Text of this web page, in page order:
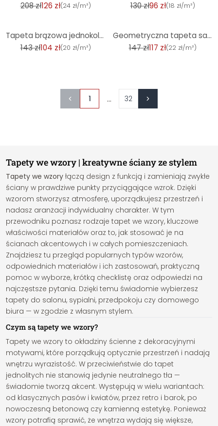
208 zł126 zł(24 zł/m²)
130 zł96 zł(18 zł/m²)
Tapeta brązowa jednokolorowa nowoczesna tapeta włókninowa do sypialni, salonu, kuchni
143 zł104 zł(20 zł/m²)
Geometryczna tapeta sage silver - Tapeta z włókniny z nowoczesnym wzorem w linie - tapeta teksturowa
147 zł117 zł(22 zł/m²)
1 ... 32
Tapety we wzory | kreatywne ściany ze stylem
Tapety we wzory łączą design z funkcją i zamieniają zwykłe
ściany w prawdziwe punkty przyciągające wzrok. Dzięki
wzorom stworzysz atmosferę, uporządkujesz przestrzeń i
nadasz aranżacji indywidualny charakter. W tym
przewodniku poznasz rodzaje tapet we wzory, kluczowe
właściwości materiałów oraz to, jak stosować je na
ścianach akcentowych i w całych pomieszczeniach.
Znajdziesz tu przegląd popularnych typów wzorów,
odpowiednich materiałów i ich zastosowań, praktyczną
pomoc w wyborze, krótką checklistę oraz odpowiedzi na
najczęstsze pytania. Dzięki temu świadomie wybierzesz
tapety do salonu, sypialni, przedpokoju czy domowego
biura — w zgodzie z własnym stylem.
Czym są tapety we wzory?
Tapety we wzory to okładziny ścienne z dekoracyjnymi
motywami, które porządkują optycznie przestrzeń i nadają
wnętrzu wyrazistość. W przeciwieństwie do tapet
jednolitych nie stanowią jedynie neutralnego tła —
świadomie tworzą akcent. Występują w wielu wariantach:
od klasycznych pasów i kwiatów, przez retro i barok, po
nowoczesną betonową czy kamienną estetykę. Ponieważ
wzory potrafią sprawić, że wnętrza wydają się większe,